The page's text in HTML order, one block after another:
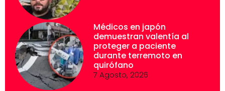
Médicos en japón
demuestran valentía al
proteger a paciente
durante terremoto en
quirófano
7 Agosto, 2026